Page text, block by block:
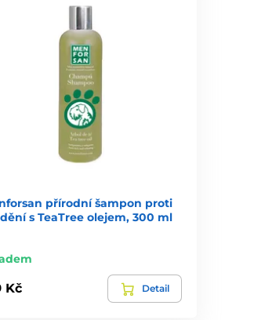
přírodní šampon proti
s TeaTree olejem, 300 ml
Kč Detail